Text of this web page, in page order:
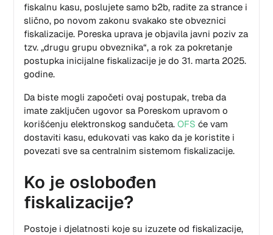
fiskalnu kasu, poslujete samo b2b, radite za strance i
slično, po novom zakonu svakako ste obveznici
fiskalizacije. Poreska uprava je objavila javni poziv za
tzv. „drugu grupu obveznika“, a rok za pokretanje
postupka inicijalne fiskalizacije je do 31. marta 2025.
godine.
Da biste mogli započeti ovaj postupak, treba da
imate zaključen ugovor sa Poreskom upravom o
korišćenju elektronskog sandučeta.OFS će vam
dostaviti kasu, edukovati vas kako da je koristite i
povezati sve sa centralnim sistemom fiskalizacije.
Ko je oslobođen
fiskalizacije?
Postoje i djelatnosti koje su izuzete od fiskalizacije,